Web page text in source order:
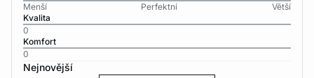
Menší
Perfektní
Větší
Kvalita
0
Komfort
0
Nejnovější